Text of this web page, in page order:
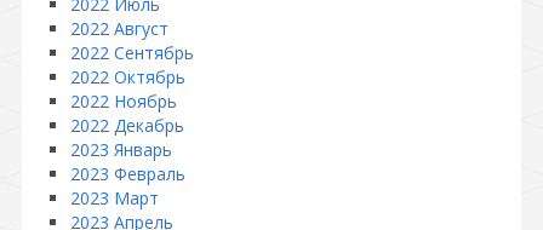
2022 Август
2022 Сентябрь
2022 Октябрь
2022 Ноябрь
2022 Декабрь
2023 Январь
2023 Февраль
2023 Март
2023 Апрель